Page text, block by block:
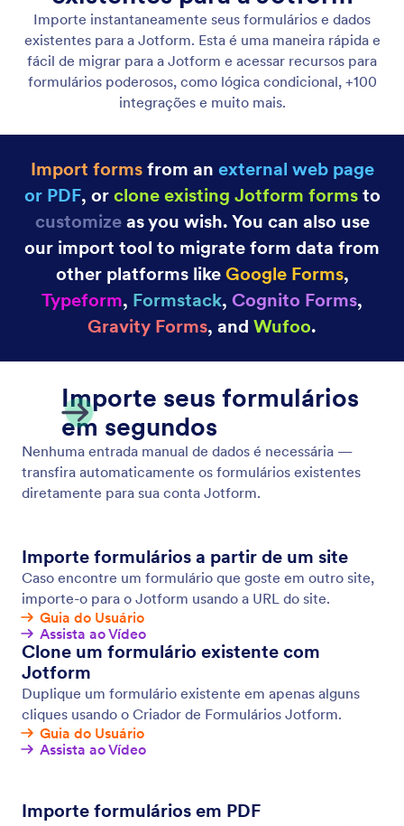
Recursos Jotform Opções Avançadas para FormuláriosCategoria
Converta Envios em Documentos em PDF
Converta envios em documentos em PDF
facilmente. Gere PDFs para um ou mais envios ao
Salvar e Continuar mais Tarde
Transforme envios incompletos nos dados que você
precisa. Permita que usuários salvem suas respostas
ao seu formulário e retornem para completar seus
envios mais tarde.